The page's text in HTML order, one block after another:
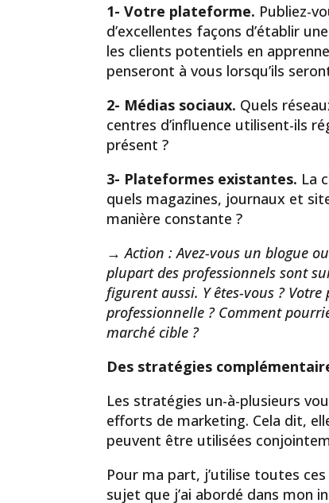
1- Votre plateforme. Publiez-
d’excellentes façons d’établir
les clients potentiels en
penseront à vous lorsqu’ils
2- Médias sociaux. Quels
centres d’influence utilisent-ils
présent ?
3- Plateformes existantes. La
quels magazines, journaux et
manière constante ?
→ Action : Avez-vous un blogue
plupart des professionnels sont
figurent aussi. Y êtes-vous ?
professionnelle ? Comment
marché cible ?
Des stratégies
Les stratégies un-à-plusieurs
efforts de marketing. Cela dit,
peuvent être utilisées
Pour ma part, j’utilise toutes
sujet que j’ai abordé dans mon